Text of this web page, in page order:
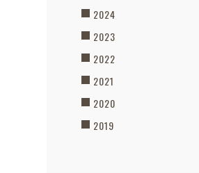
2024
2023
2022
2021
2020
2019